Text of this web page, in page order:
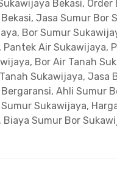
Bekasi, Order
Jasa Sumur Bor
Bor Sumur
Pantek Air Sukawijaya,
Bor Air Tanah
Sukawijaya, Jasa
Ahli Sumur
Sukawijaya,
Biaya Sumur Bor